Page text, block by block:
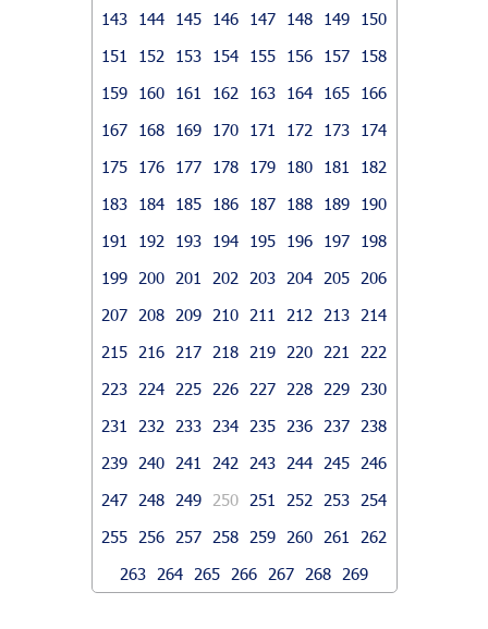
143
144 145 146 147 148 149
150
151
152 153 154 155 156 157
158
159
160 161 162 163 164 165
166
167
168 169 170 171 172 173
174
175
176 177 178 179 180 181
182
183
184 185 186 187 188 189
190
191
192 193 194 195 196 197
198
199
200 201 202 203 204 205
206
207
208 209 210 211 212 213
214
215
216 217 218 219 220 221
222
223
224 225 226 227 228 229
230
231
232 233 234 235 236 237
238
239
240 241 242 243 244 245
246
247
248 249 250 251 252 253
254
255
256 257 258 259 260 261
262
263
264 265 266 267 268 269